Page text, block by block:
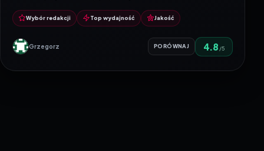
Wybór redakcji Top wydajność Jakość
Grzegorz PORÓWNAJ 4.8 /5